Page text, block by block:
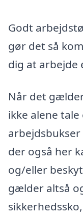
Godt
gør det så
dig at arbejde
Når det
ikke alene
der også her
og/eller
gælder altså